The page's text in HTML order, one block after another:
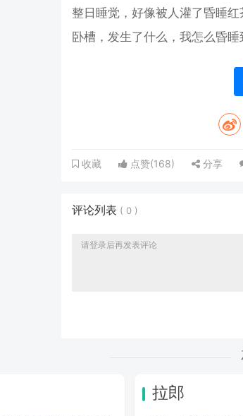
整日睡觉，好像被人灌了昏睡红
卧槽，发生了什么，我怎么昏
收藏 点赞(168) 分享
评论列表 ( 0 )
拉郎